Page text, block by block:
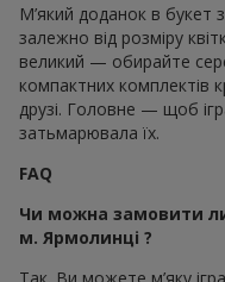
М’який доданок в букет
залежно від розміру
великий — обирайте
компактних комплектів
друзі. Головне — щоб
затьмарювала їх.
FAQ
Чи можна замовити
м. Ярмолинці ?